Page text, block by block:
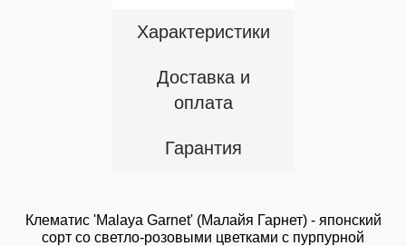
Характеристики
Доставка и
оплата
Гарантия
Клематис 'Malaya Garnet' (Mалайя Гарнет) - японский
сорт со светло-розовыми цветками с пурпурной